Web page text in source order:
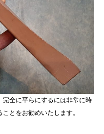
全に平らにするには非常に時
とをお勧めいたします。